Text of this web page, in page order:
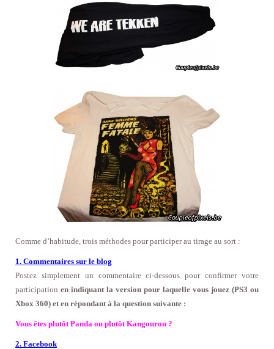
Comme d’habitude, trois méthodes pour participer au tirage au sort :
1. Commentaires sur le blog
Postez simplement un commentaire ci-dessous pour confirmer votre
participation en indiquant la version pour laquelle vous jouez (PS3 ou
Xbox 360) et en répondant à la question suivante :
Vous êtes plutôt Panda ou plutôt Kangourou ?
2. Facebook